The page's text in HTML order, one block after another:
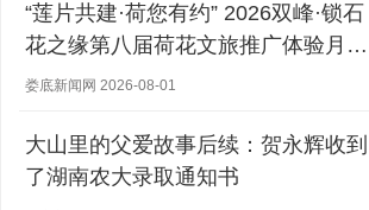
“莲片共建·荷您有约” 2026双峰·锁石
花之缘第八届荷花文旅推广体验月盛
大开幕
娄底新闻网 2026-08-01
大山里的父爱故事后续：贺永辉收到
了湖南农大录取通知书